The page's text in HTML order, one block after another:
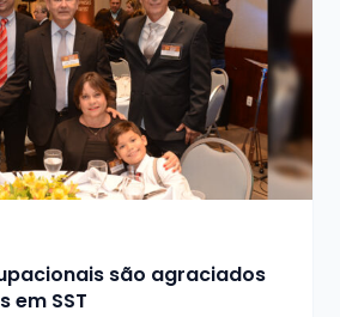
são agraciados
em SST